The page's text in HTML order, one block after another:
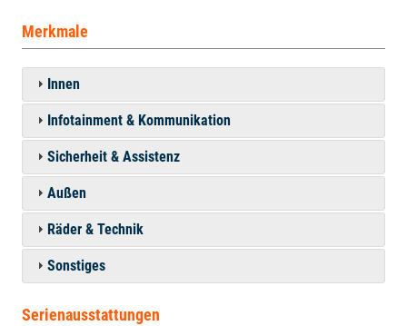
Merkmale
Innen
Infotainment & Kommunikation
Sicherheit & Assistenz
Außen
Räder & Technik
Sonstiges
Serienausstattungen